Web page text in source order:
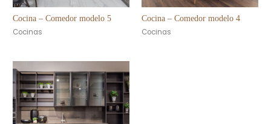
Cocina – Comedor modelo 5
Cocinas
Cocina – Comedor modelo 4
Cocinas